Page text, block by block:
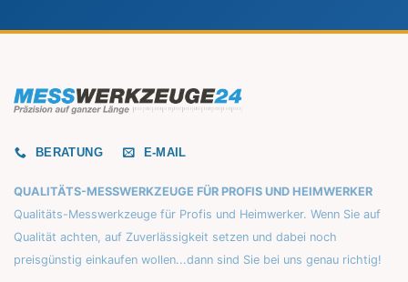
BERATUNG E-MAIL
QUALITÄTS-MESSWERKZEUGE FÜR PROFIS UND HEIMWERKER
Qualitäts-Messwerkzeuge für Profis und Heimwerker. Wenn Sie auf
Qualität achten, auf Zuverlässigkeit setzen und dabei noch
preisgünstig einkaufen wollen...dann sind Sie bei uns genau richtig!